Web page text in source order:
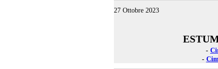
27 Ottobre 2023
-
-